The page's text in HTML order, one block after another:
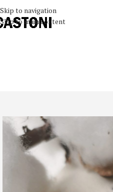
Skip to navigation
Skip to main content